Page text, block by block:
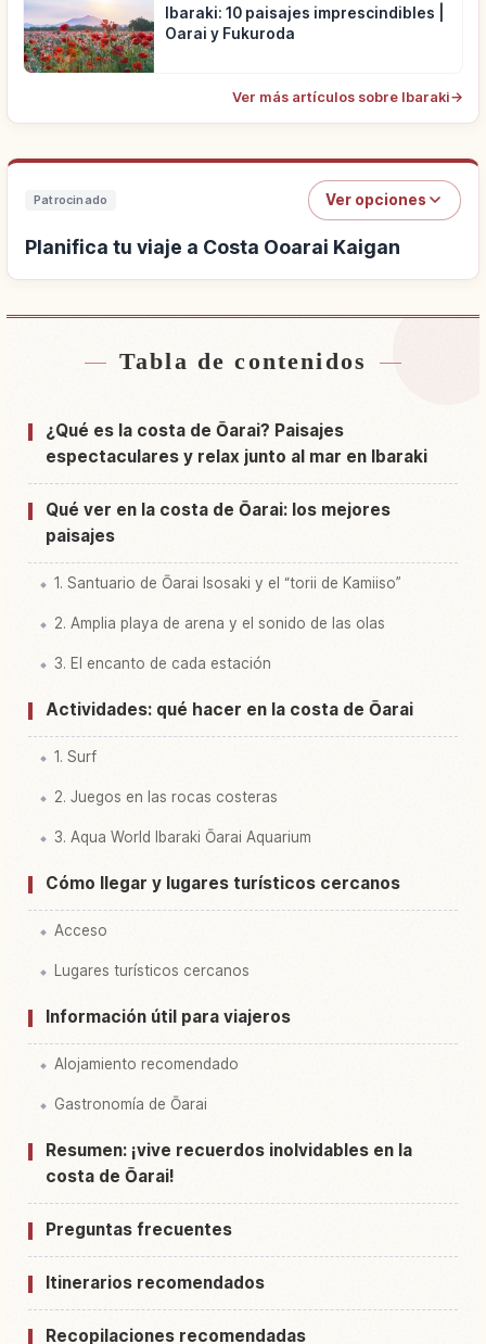
Ibaraki: 10 paisajes imprescindibles |
Oarai y Fukuroda
Ver más artículos sobre Ibaraki→
Patrocinado Ver opciones
Planifica tu viaje a Costa Ooarai Kaigan
Buscar alojamiento cerca de Costa Ooarai
Buscar experiencias en Costa Ooarai Kaigan↗
Tabla de contenidos
¿Qué es la costa de Ōarai? Paisajes
espectaculares y relax junto al mar en Ibaraki
Qué ver en la costa de Ōarai: los mejores
paisajes
1. Santuario de Ōarai Isosaki y el “torii de Kamiiso”
2. Amplia playa de arena y el sonido de las olas
3. El encanto de cada estación
Actividades: qué hacer en la costa de Ōarai
1. Surf
2. Juegos en las rocas costeras
3. Aqua World Ibaraki Ōarai Aquarium
Cómo llegar y lugares turísticos cercanos
Acceso
Lugares turísticos cercanos
Información útil para viajeros
Alojamiento recomendado
Gastronomía de Ōarai
Resumen: ¡vive recuerdos inolvidables en la
costa de Ōarai!
Preguntas frecuentes
Itinerarios recomendados
Recopilaciones recomendadas